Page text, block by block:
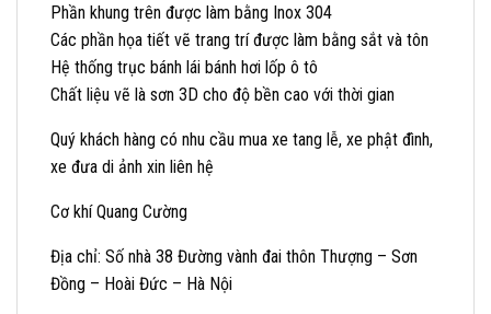
Phần khung trên được làm bằng Inox 304
Các phần họa tiết vẽ trang trí được làm bằng sắt và tôn
Hệ thống trục bánh lái bánh hơi lốp ô tô
Chất liệu vẽ là sơn 3D cho độ bền cao với thời gian
Quý khách hàng có nhu cầu mua xe tang lễ, xe phật đình,
xe đưa di ảnh xin liên hệ
Cơ khí Quang Cường
Địa chỉ: Số nhà 38 Đường vành đai thôn Thượng – Sơn
Đồng – Hoài Đức – Hà Nội